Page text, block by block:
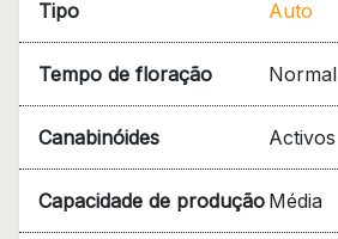
Tipo Auto
Tempo de floração Normal
Canabinóides Activos
Capacidade de produção Média